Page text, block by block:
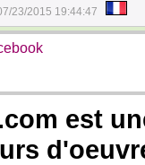
23/2015 19:44:47
est